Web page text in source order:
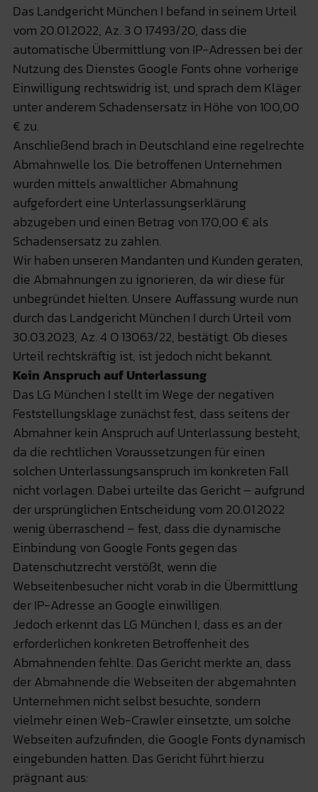
Das Landgericht München I befand in seinem Urteil
vom 20.01.2022, Az. 3 O 17493/20, dass die
automatische Übermittlung von IP-Adressen bei der
Nutzung des Dienstes Google Fonts ohne vorherige
Einwilligung rechtswidrig ist, und sprach dem Kläger
unter anderem Schadensersatz in Höhe von 100,00
€ zu.
Anschließend brach in Deutschland eine regelrechte
Abmahnwelle los. Die betroffenen Unternehmen
wurden mittels anwaltlicher Abmahnung
aufgefordert eine Unterlassungserklärung
abzugeben und einen Betrag von 170,00 € als
Schadensersatz zu zahlen.
Wir haben unseren Mandanten und Kunden geraten,
die Abmahnungen zu ignorieren, da wir diese für
unbegründet hielten. Unsere Auffassung wurde nun
durch das Landgericht München I durch Urteil vom
30.03.2023, Az. 4 O 13063/22, bestätigt. Ob dieses
Urteil rechtskräftig ist, ist jedoch nicht bekannt.
Kein Anspruch auf Unterlassung
Das LG München I stellt im Wege der negativen
Feststellungsklage zunächst fest, dass seitens der
Abmahner kein Anspruch auf Unterlassung besteht,
da die rechtlichen Voraussetzungen für einen
solchen Unterlassungsanspruch im konkreten Fall
nicht vorlagen. Dabei urteilte das Gericht – aufgrund
der ursprünglichen Entscheidung vom 20.01.2022
wenig überraschend – fest, dass die dynamische
Einbindung von Google Fonts gegen das
Datenschutzrecht verstößt, wenn die
Webseitenbesucher nicht vorab in die Übermittlung
der IP-Adresse an Google einwilligen.
Jedoch erkennt das LG München I, dass es an der
erforderlichen konkreten Betroffenheit des
Abmahnenden fehlte. Das Gericht merkte an, dass
der Abmahnende die Webseiten der abgemahnten
Unternehmen nicht selbst besuchte, sondern
vielmehr einen Web-Crawler einsetzte, um solche
Webseiten aufzufinden, die Google Fonts dynamisch
eingebunden hatten. Das Gericht führt hierzu
prägnant aus: